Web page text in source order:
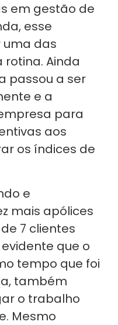
em gestão de
esse
uma das
Ainda
passou a ser
e a
para
aos
os índices de
e
mais apólices
7 clientes
que o
tempo que foi
também
o trabalho
Mesmo